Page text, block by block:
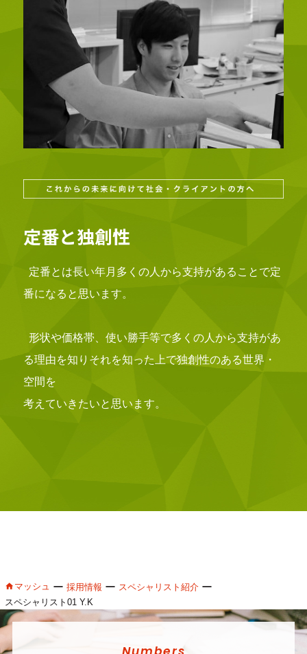
定番と独創性
定番とは長い年月多くの人から支持があることで定
番になると思います。
形状や価格帯、使い勝手等で多くの人から支持があ
る理由を知りそれを知った上で独創性のある世界・
空間を
考えていきたいと思います。
マッシュ ー 採用情報 ー スペシャリスト紹介ー
スペシャリスト01 Y.K